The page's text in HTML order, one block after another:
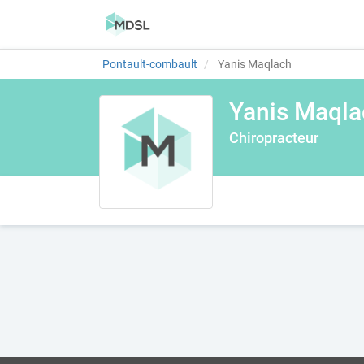
Pontault-combault Yanis Maqlach
Yanis
Chiropracteur